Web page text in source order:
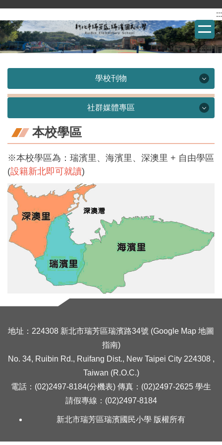
到
主
要
區
:::
學校刊物
學校刊物
瑞濱美術館
瑞濱攝影展
深澳博覽會
島嶼的集體記憶
畢業紀念冊專區
社群媒體專區
社群媒體專區
瑞濱國小Facebook
瑞濱國小校友會Facebook
瑞濱國小YouTube
本校學區
※本校學區為：瑞濱里、海濱里、深澳里 + 自由學區
(設籍新北即可就讀)
地址：224308 新北市瑞芳區瑞濱路34號 (Google Map 地圖
指南)
No. 34, Ruibin Rd., Ruifang Dist., New Taipei City 224308 ,
Taiwan (R.O.C.)
電話：(02)2497-8184(分機表) 傳真：(02)2497-2625 學生
請假專線：(02)2497-8184
新北市瑞芳區瑞濱國民小學 版權所有